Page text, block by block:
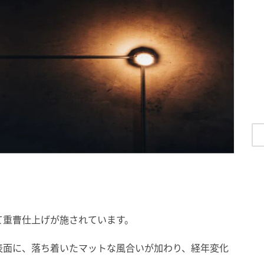
曹仕上げが施されています。
に、落ち着いたマットな風合いが加わり、経年変化